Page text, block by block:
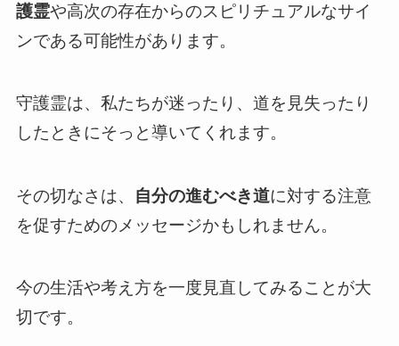
護霊や高次の存在からのスピリチュアルなサイ
ンである可能性があります。
守護霊は、私たちが迷ったり、道を見失ったり
したときにそっと導いてくれます。
その切なさは、 自分の進むべき道に対する注意
を促すためのメッセージかもしれません。
今の生活や考え方を一度見直してみることが大
切です。